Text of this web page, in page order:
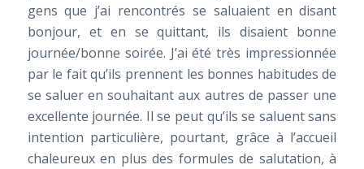
gens que j’ai rencontrés se saluaient en disant
bonjour, et en se quittant, ils disaient bonne
journée/bonne soirée. J’ai été très impressionnée
par le fait qu’ils prennent les bonnes habitudes de
se saluer en souhaitant aux autres de passer une
excellente journée. Il se peut qu’ils se saluent sans
intention particulière, pourtant, grâce à l’accueil
chaleureux en plus des formules de salutation, à